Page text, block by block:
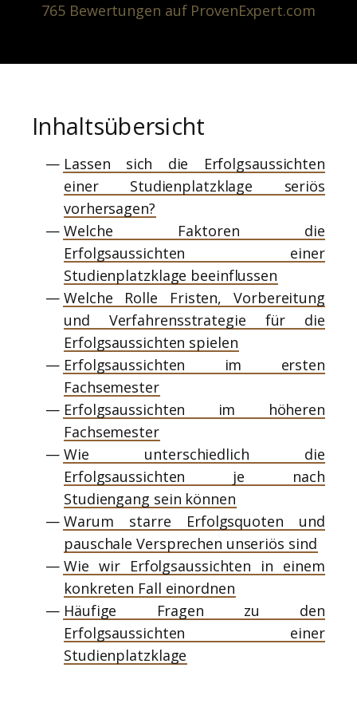
765 Bewertungen auf ProvenExpert.com
Inhaltsübersicht
Lassen sich die Erfolgsaussichten
einer Studienplatzklage seriös
vorhersagen?
Welche Faktoren die
Erfolgsaussichten einer
Studienplatzklage beeinflussen
Welche Rolle Fristen, Vorbereitung
und Verfahrensstrategie für die
Erfolgsaussichten spielen
Erfolgsaussichten im ersten
Fachsemester
Erfolgsaussichten im höheren
Fachsemester
Wie unterschiedlich die
Erfolgsaussichten je nach
Studiengang sein können
Warum starre Erfolgsquoten und
pauschale Versprechen unseriös sind
Wie wir Erfolgsaussichten in einem
konkreten Fall einordnen
Häufige Fragen zu den
Erfolgsaussichten einer
Studienplatzklage